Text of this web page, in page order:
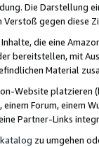
Die Darstellung
Verstoß gegen diese
die eine
bereitstellen, mit
Material
Website
Forum, einem
Partner-Links
zu umgehen